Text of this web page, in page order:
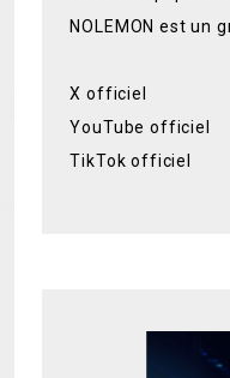
NOLEMON est un
X officiel
YouTube officiel
TikTok officiel